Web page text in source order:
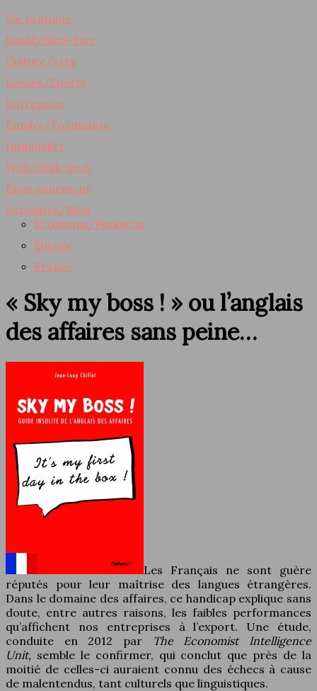
Vie pratique
Santé/Bien-être
Culture/Arts
Loisirs/Sports
Entreprise
Emploi/Formation
Immobilier
Web/High-tech
Environnement
Actualités/Blog
Economie/Finances
Europe
France
« Sky my boss ! » ou l’anglais
des affaires sans peine…
Les Français ne sont guère
réputés pour leur maîtrise des langues étrangères.
Dans le domaine des affaires, ce handicap explique sans
doute, entre autres raisons, les faibles performances
qu’affichent nos entreprises à l’export. Une étude,
conduite en 2012 par
The Economist Intelligence
Unit, semble le confirmer, qui conclut que près de la
moitié de celles-ci auraient connu des échecs à cause
de malentendus, tant culturels que linguistiques.